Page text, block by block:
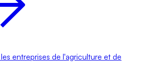
entreprises de l'agriculture et de